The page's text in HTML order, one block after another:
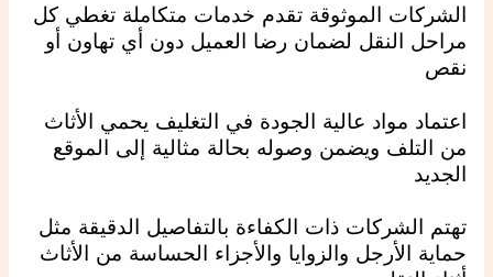
الشركات الموثوقة تقدم خدمات متكاملة تغطي كل
مراحل النقل لضمان رضا العميل دون أي تهاون أو
نقص
اعتماد مواد عالية الجودة في التغليف يحمي الأثاث
من التلف ويضمن وصوله بحالة مثالية إلى الموقع
الجديد
تهتم الشركات ذات الكفاءة بالتفاصيل الدقيقة مثل
حماية الأرجل والزوايا والأجزاء الحساسة من الأثاث